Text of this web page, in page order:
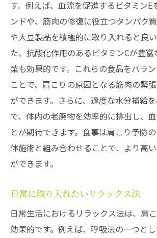
す。例えば、血流を促進するビタミンE
ンドや、筋肉の修復に役立つタンパク
や大豆製品を積極的に取り入れると良
た、抗酸化作用のあるビタミンCが豊
菜も効果的です。これらの食品をバラ
ことで、肩こりの原因となる筋肉の緊
ができます。さらに、適度な水分補給
で、体内の老廃物を効率的に排出し、
とが期待できます。食事は肩こり予防
体施術と組み合わせることで、より高
ができます。
日常に取り入れたいリラックス法
日常生活におけるリラックス法は、肩
効果的です。例えば、呼吸法の一つと